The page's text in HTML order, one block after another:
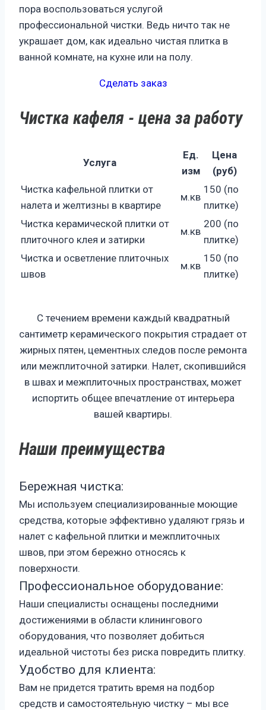
пора воспользоваться услугой
профессиональной чистки. Ведь ничто так не
украшает дом, как идеально чистая плитка в
ванной комнате, на кухне или на полу.
Сделать заказ
Чистка кафеля - цена за работу
Услуга
Ед.
изм
Цена
(руб)
Чистка кафельной плитки от
налета и желтизны в квартире
м.кв
150 (по
плитке)
Чистка керамической плитки от
плиточного клея и затирки
м.кв
200 (по
плитке)
Чистка и осветление плиточных
швов
м.кв
150 (по
плитке)
С течением времени каждый квадратный
сантиметр керамического покрытия страдает от
жирных пятен, цементных следов после ремонта
или межплиточной затирки. Налет, скопившийся
в швах и межплиточных пространствах, может
испортить общее впечатление от интерьера
вашей квартиры.
Наши преимущества
Бережная чистка:
Мы используем специализированные моющие
средства, которые эффективно удаляют грязь и
налет с кафельной плитки и межплиточных
швов, при этом бережно относясь к
поверхности.
Профессиональное оборудование:
Наши специалисты оснащены последними
достижениями в области клинингового
оборудования, что позволяет добиться
идеальной чистоты без риска повредить плитку.
Удобство для клиента:
Вам не придется тратить время на подбор
средств и самостоятельную чистку – мы все